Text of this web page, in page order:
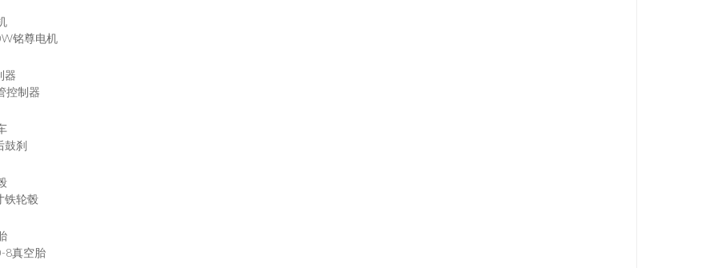
铭尊电机
器
控制器
鼓刹
铁轮毂
8真空胎